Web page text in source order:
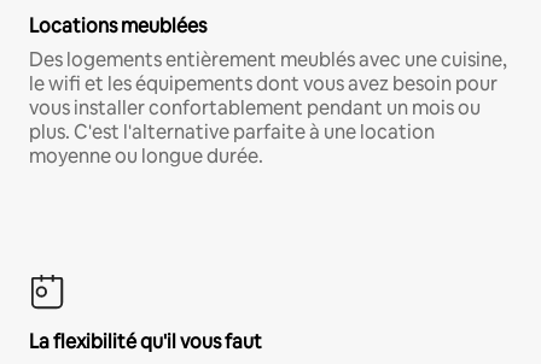
Locations meublées
Des logements entièrement meublés avec une cuisine,
le wifi et les équipements dont vous avez besoin pour
vous installer confortablement pendant un mois ou
plus. C'est l'alternative parfaite à une location
moyenne ou longue durée.
La flexibilité qu'il vous faut